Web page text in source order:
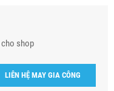
shop
LIÊN HỆ MAY GIA CÔNG